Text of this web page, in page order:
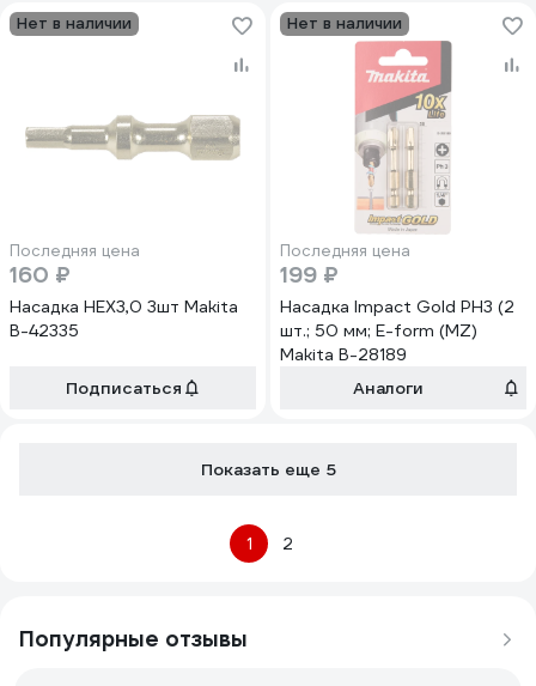
Нет в наличии
Последняя цена
160 ₽
Насадка HEX3,0 3шт Makita
B-42335
Подписаться
Нет в наличии
Последняя цена
199 ₽
Насадка Impact Gold PH3 (2
шт.; 50 мм; E-form (MZ)
Makita B-28189
Аналоги
Показать еще 5
1 2
Популярные отзывы